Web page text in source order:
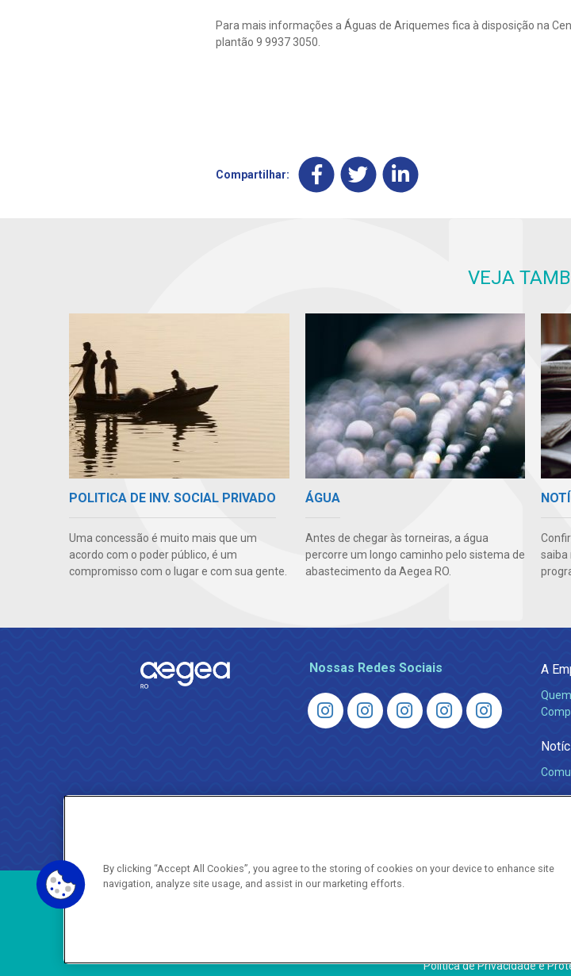
Para mais informações a Águas de Ariquemes fica à disposição na
plantão 9 9937 3050.
Compartilhar:
VEJA
POLITICA DE INV. SOCIAL PRIVADO
Uma concessão é muito mais que um
acordo com o poder público, é um
compromisso com o lugar e com sua gente.
ÁGUA
Antes de chegar às torneiras, a água
percorre um longo caminho pelo sistema de
abastecimento da Aegea RO.
saiba
Nossas Redes Sociais A
Copyright © 2026 -
Política de Privacidade e
By clicking “Accept All Cookies”, you agree to the storing of cookies on your device to enhance site
navigation, analyze site usage, and assist in our marketing efforts.